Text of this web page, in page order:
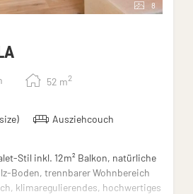
8
52 m2
Ausziehcouch
Stil inkl. 12m² Balkon, natürliche
Boden, trennbarer Wohnbereich
klimaregulierendes, hochwertiges